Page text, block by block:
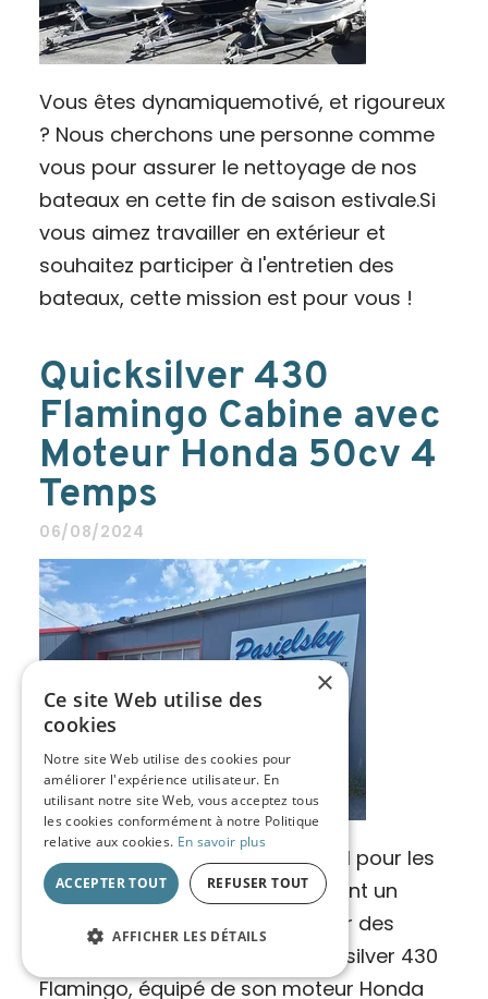
Vous êtes dynamiquemotivé, et rigoureux
? Nous cherchons une personne comme
vous pour assurer le nettoyage de nos
bateaux en cette fin de saison estivale.Si
vous aimez travailler en extérieur et
souhaitez participer à l'entretien des
bateaux, cette mission est pour vous !
Quicksilver 430
Flamingo Cabine avec
Moteur Honda 50cv 4
Temps
06/08/2024
Cet ensemble complet est idéal pour les
amateurs de nautisme cherchant un
bateau polyvalent et fiable pour des
balades en eau douce. Le Quicksilver 430
Flamingo, équipé de son moteur Honda
×
Ce site Web utilise des
cookies
Notre site Web utilise des cookies pour
améliorer l'expérience utilisateur. En
utilisant notre site Web, vous acceptez tous
les cookies conformément à notre Politique
relative aux cookies. En savoir plus
ACCEPTER TOUT REFUSER TOUT
AFFICHER LES DÉTAILS